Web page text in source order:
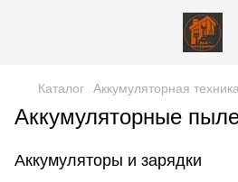
Каталог Аккумуляторная техника
Аккумуляторные
Аккумуляторы и зарядки